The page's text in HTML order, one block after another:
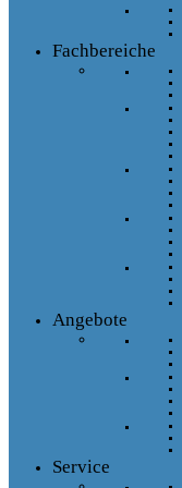
Fachbereiche
Angebote
Service